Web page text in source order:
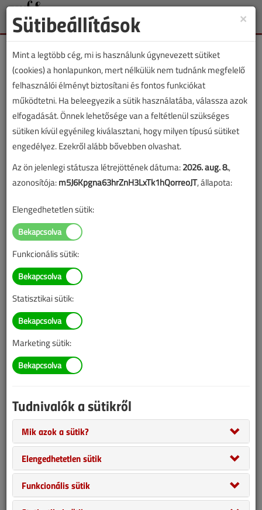
Toggle
Lapszám:
TARTALOM
Épületgépészet
Dizájn Plusz az ISH-n
2023/4. lapszám
innovációt a különleges formatervvel ötvöző terméket. Az idei
vásáron a zsűri 32 nyertest hirdetett, mi pedig ebből a
harminckettőből állítottunk össze egy csokorra valót a saját
szubjektív értékítéletünk alapján.
×
Sütibeállítások
Mint a legtöbb cég, mi is használunk úgynevezett sütiket
(cookies) a honlapunkon, mert nélkülük nem tudnánk megfelelő
felhasználói élményt biztosítani és fontos funkciókat
működtetni. Ha beleegyezik a sütik használatába, válassza azok
elfogadását. Önnek lehetősége van a feltétlenül szükséges
sütiken kívül egyénileg kiválasztani, hogy milyen típusú sütiket
engedélyez. Ezekről alább bővebben olvashat.
Az ön jelenlegi státusza létrejöttének dátuma:2026. aug. 8.,
azonosítója:m5J6Kpgna63hrZnH3LxTk1hQorreoJT, állapota:
Elengedhetetlen sütik:
Funkcionális sütik:
Statisztikai sütik:
Marketing sütik:
Tudnivalók a sütikről
Mik azok a sütik?
Elengedhetetlen sütik
Funkcionális sütik